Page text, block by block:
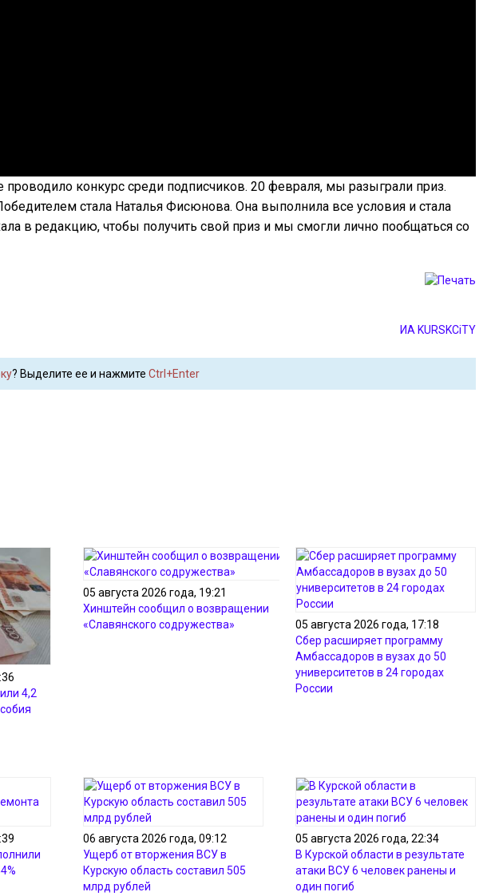
проводило конкурс среди подписчиков. 20 февраля, мы разыграли приз.
стала Наталья Фисюнова. Она выполнила все условия и стала
в редакцию, чтобы получить свой приз и мы смогли лично пообщаться со
ИА KURSKCiTY
? Выделите ее и нажмите Ctrl+Enter
4,2
05 августа 2026 года, 19:21
Хинштейн сообщил о возвращении
«Славянского содружества»
05 августа 2026 года, 17:18
Сбер расширяет программу
Амбассадоров в вузах до 50
университетов в 24 городах
России
06 августа 2026 года, 09:12
Ущерб от вторжения ВСУ в
Курскую область составил 505
млрд рублей
05 августа 2026 года, 22:34
В Курской области в результате
атаки ВСУ 6 человек ранены и
один погиб